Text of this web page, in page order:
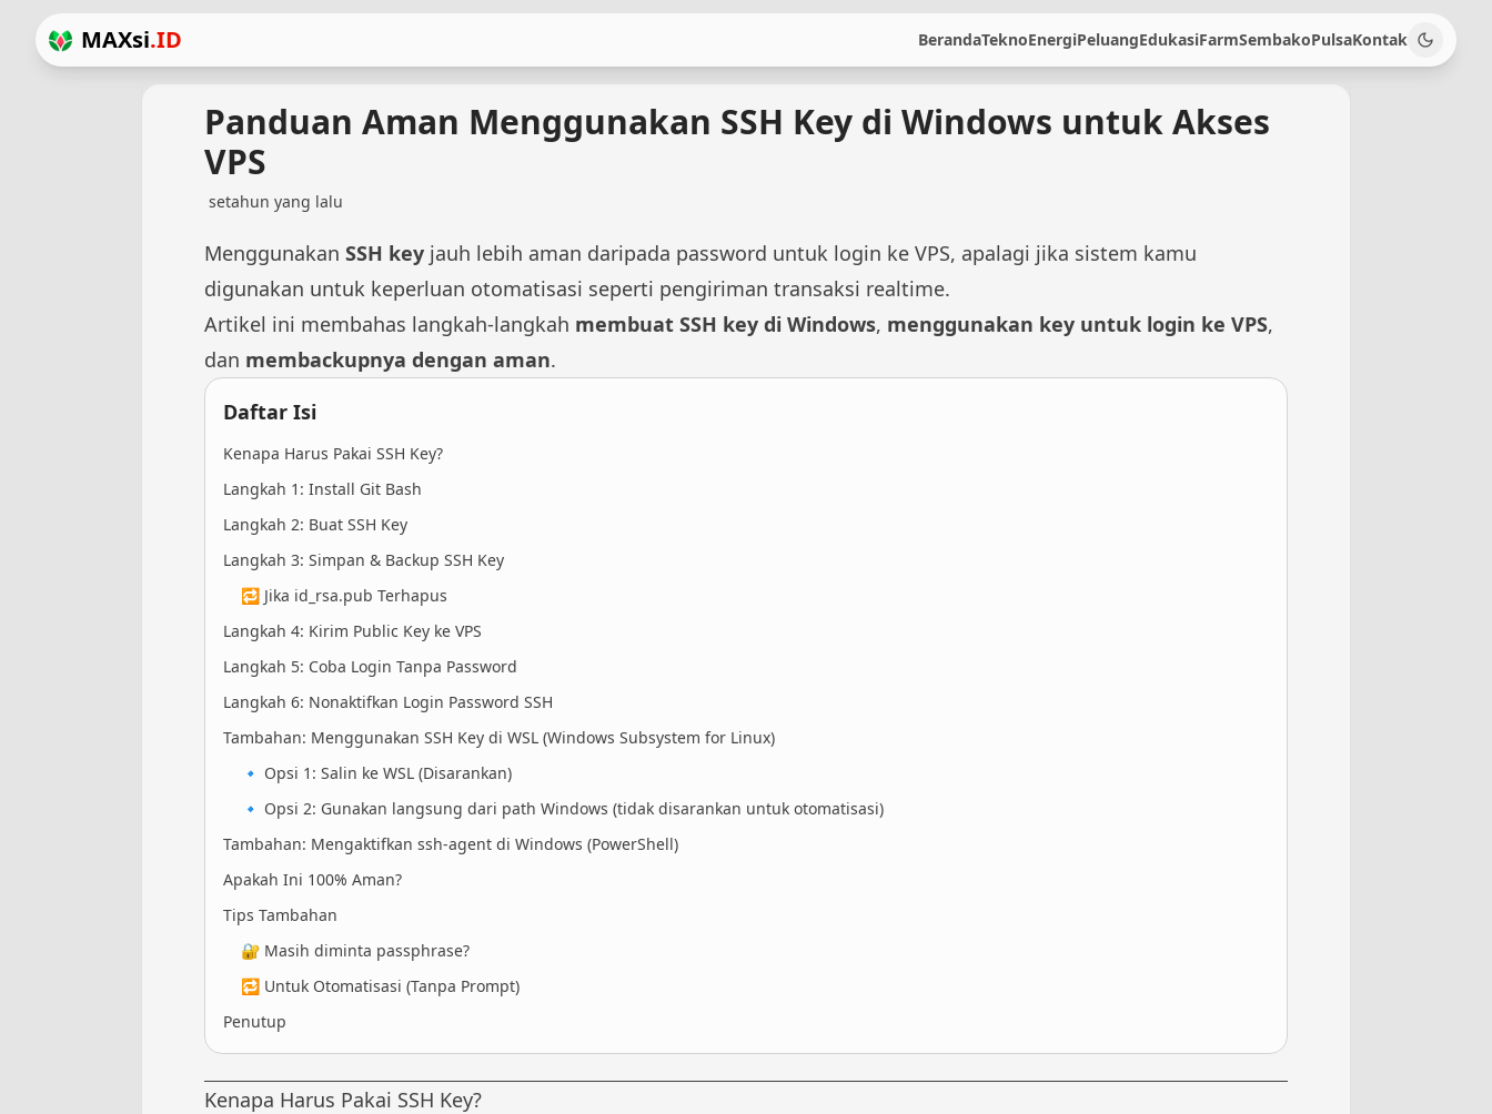
MAXsi.ID BerandaTeknoEnergiPeluangEdukasiFarmSembakoPulsaKontak
Panduan Aman Menggunakan SSH Key di Windows untuk Akses
VPS
setahun yang lalu
Menggunakan SSH key jauh lebih aman daripada password untuk login ke VPS, apalagi jika sistem kamu
digunakan untuk keperluan otomatisasi seperti pengiriman transaksi realtime.
Artikel ini membahas langkah-langkah membuat SSH key di Windows, menggunakan key untuk login ke VPS,
dan membackupnya dengan aman.
Daftar Isi
Kenapa Harus Pakai SSH Key?
Langkah 1: Install Git Bash
Langkah 2: Buat SSH Key
Langkah 3: Simpan & Backup SSH Key
🔁 Jika id_rsa.pub Terhapus
Langkah 4: Kirim Public Key ke VPS
Langkah 5: Coba Login Tanpa Password
Langkah 6: Nonaktifkan Login Password SSH
Tambahan: Menggunakan SSH Key di WSL (Windows Subsystem for Linux)
🔹 Opsi 1: Salin ke WSL (Disarankan)
🔹 Opsi 2: Gunakan langsung dari path Windows (tidak disarankan untuk otomatisasi)
Tambahan: Mengaktifkan ssh-agent di Windows (PowerShell)
Apakah Ini 100% Aman?
Tips Tambahan
🔐 Masih diminta passphrase?
🔁 Untuk Otomatisasi (Tanpa Prompt)
Penutup
Kenapa Harus Pakai SSH Key?